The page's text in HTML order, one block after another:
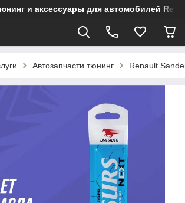
и аксессуары для автомобилей
Автозапчасти тюнинг Renault